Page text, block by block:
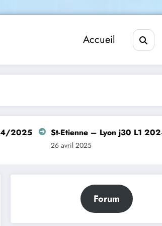
Accueil
St-Etienne – Lyon j30 L1 2024/2025
Forum